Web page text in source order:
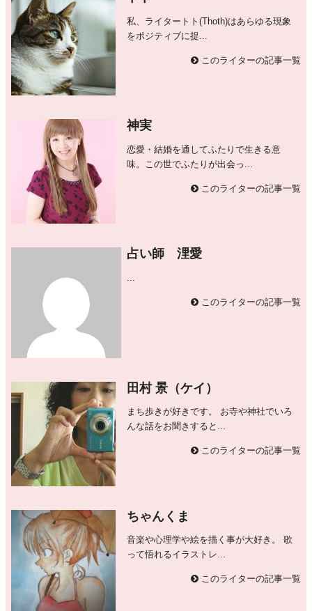
私、ライタートト(Thoth)はあらゆる現象
をポジティブに捉...
このライターの記事一覧
神実
恋愛・結婚を通してふたりで生きる意
味。この世でふたりが出会っ...
このライターの記事一覧
占い師 浬愛
...
このライターの記事一覧
田村 景（ケイ）
まち歩きが好きです。 お寺や神社でいろ
んな話をお聞きすると...
このライターの記事一覧
ちゃんくま
音楽や心理学や絵を描く事が大好き。 歌
って悟れるイラストレ...
このライターの記事一覧